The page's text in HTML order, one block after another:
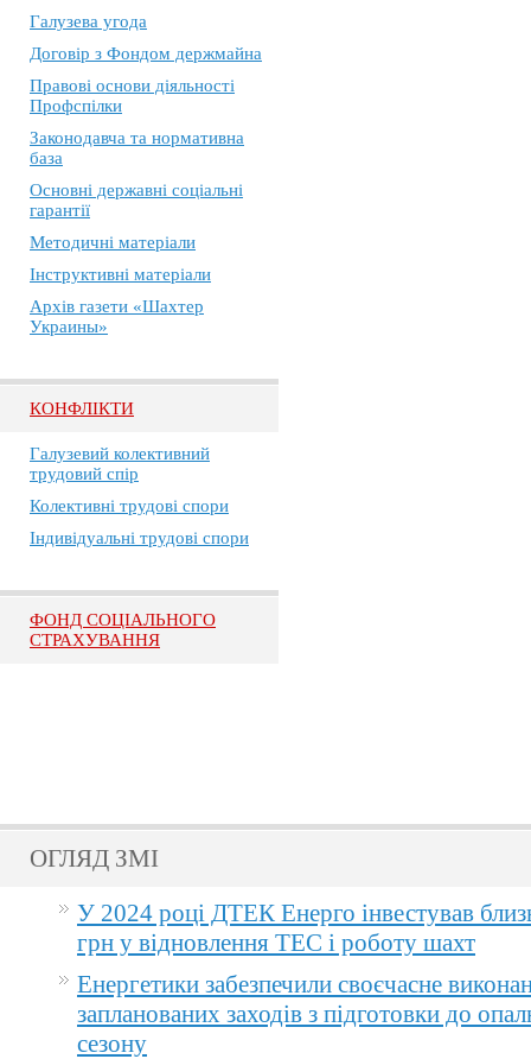
Галузева угода
Договір з Фондом держмайна
Правові основи діяльності
Профспілки
Законодавча та нормативна
база
Основні державні соціальні
гарантії
Методичні матеріали
Інструктивні матеріали
Архів газети «Шахтер
Украины»
КОНФЛІКТИ
Галузевий колективний
трудовий спір
Колективні трудові спори
Індивідуальні трудові спори
ФОНД СОЦІАЛЬНОГО
СТРАХУВАННЯ
ОГЛЯД ЗМІ
У 2024 році ДТЕК Енерго інвестував
грн у відновлення ТЕС і роботу шахт
Енергетики забезпечили своєчасне
запланованих заходів з підготовки до
сезону